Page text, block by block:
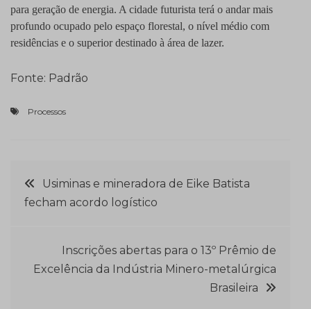
para geração de energia. A cidade futurista terá o andar mais
profundo ocupado pelo espaço florestal, o nível médio com
residências e o superior destinado à área de lazer.
Fonte: Padrão
Processos
Navegação
Usiminas e mineradora de Eike Batista
fecham acordo logístico
Inscrições abertas para o 13º Prêmio de
Excelência da Indústria Minero-metalúrgica
Brasileira